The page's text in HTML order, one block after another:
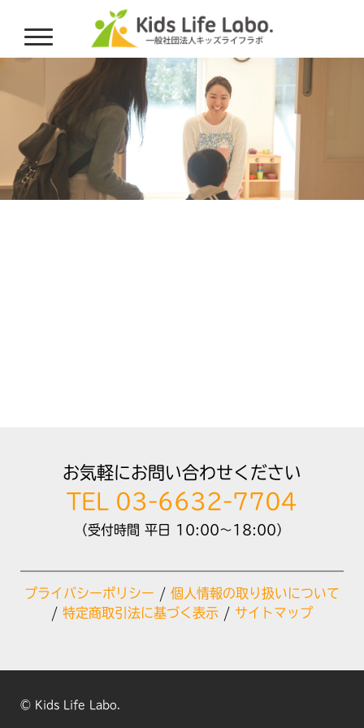
お気軽にお問い合わせください
TEL 03-6632-7704
（受付時間 平日 10:00～18:00）
プライバシーポリシー / 個人情報の取り扱いについて
/ 特定商取引法に基づく表示 / サイトマップ
© Kids Life Labo.